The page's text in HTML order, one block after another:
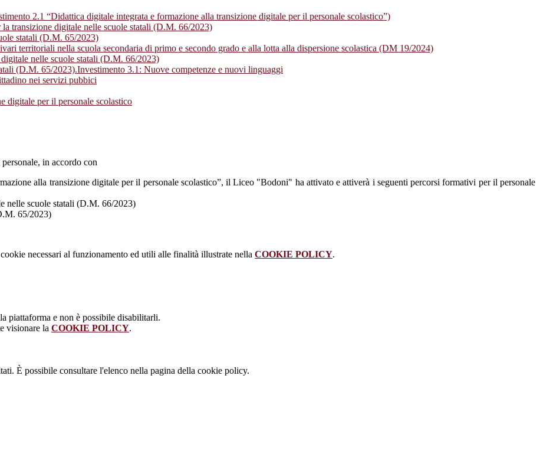
2.1 “Didattica digitale integrata e formazione alla transizione digitale per il personale scolastico”)
transizione digitale nelle scuole statali (D.M. 66/2023)
statali (D.M. 65/2023)
territoriali nella scuola secondaria di primo e secondo grado e alla lotta alla dispersione scolastica (DM 19/2024)
nelle scuole statali (D.M. 66/2023)
(D.M. 65/2023).Investimento 3.1: Nuove competenze e nuovi linguaggi
nei servizi pubbici
digitale per il personale scolastico
in accordo con
alla transizione digitale per il personale scolastico”, il Liceo "Bodoni" ha attivato e attiverà i seguenti percorsi formativi per il personale
nelle scuole statali (D.M. 66/2023)
65/2023)
necessari al funzionamento ed utili alle finalità illustrate nella COOKIE POLICY.
piattaforma e non è possibile disabilitarli.
visionare la COOKIE POLICY.
È possibile consultare l'elenco nella pagina della cookie policy.